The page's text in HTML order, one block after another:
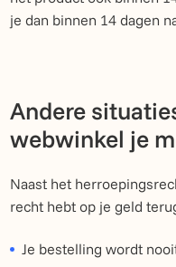
je dan binnen 14 dagen
Andere
webwinkel je
Naast het
recht hebt op je geld
Je bestelling wordt